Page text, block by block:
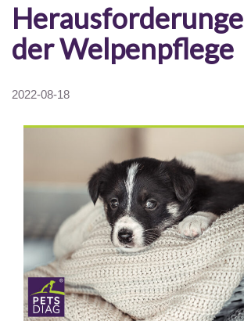
der Welpenpflege
2022-08-18